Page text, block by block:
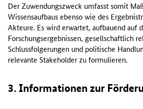
Der Zuwendungszweck umfasst somit
Wissensaufbaus ebenso wie des
Akteure. Es wird erwartet, aufbauend auf
Forschungsergebnissen, gesellschaftlich
Schlussfolgerungen und politische
relevante Stakeholder zu formulieren.
3. Informationen zur